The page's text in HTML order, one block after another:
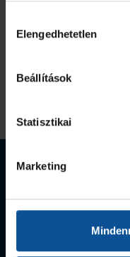
kiválasztása
Elengedhetetlen
Beállítások
Statisztikai
Marketing
Webshop